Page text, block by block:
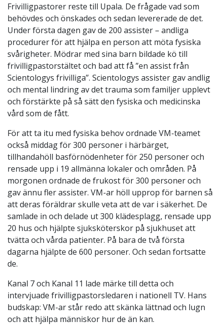
Frivilligpastorer reste till Upala. De frågade vad som
behövdes och önskades och sedan levererade de det.
Under första dagen gav de 200 assister – andliga
procedurer för att hjälpa en person att möta fysiska
svårigheter. Mödrar med sina barn bildade kö till
frivilligpastorstältet och bad att få ”en assist från
Scientologys frivilliga”. Scientologys assister gav andlig
och mental lindring av det trauma som familjer upplevt
och förstärkte på så sätt den fysiska och medicinska
vård som de fått.
För att ta itu med fysiska behov ordnade VM-teamet
också middag för 300 personer i härbärget,
tillhandahöll basförnödenheter för 250 personer och
rensade upp i 19 allmänna lokaler och områden. På
morgonen ordnade de frukost för 300 personer och
gav ännu fler assister. VM-ar höll upprop för barnen så
att deras föräldrar skulle veta att de var i säkerhet. De
samlade in och delade ut 300 klädesplagg, rensade upp
20 hus och hjälpte sjuksköterskor på sjukhuset att
tvätta och vårda patienter. På bara de två första
dagarna hjälpte de 600 personer. Och sedan fortsatte
de.
Kanal 7 och Kanal 11 lade märke till detta och
intervjuade frivilligpastorsledaren i nationell TV. Hans
budskap: VM-ar står redo att skänka lättnad och lugn
och att hjälpa människor hur de än kan.